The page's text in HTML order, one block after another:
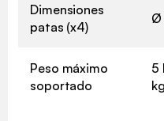
Dimensiones
patas (x4)
Ø
Peso máximo
soportado
5